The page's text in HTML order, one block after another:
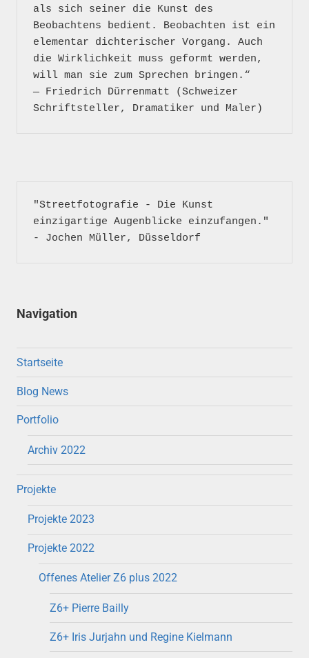
als sich seiner die Kunst des
Beobachtens bedient. Beobachten ist ein
elementar dichterischer Vorgang. Auch
die Wirklichkeit muss geformt werden,
will man sie zum Sprechen bringen.“
― Friedrich Dürrenmatt (Schweizer
"Streetfotografie - Die Kunst
einzigartige Augenblicke einzufangen."
- Jochen Müller, Düsseldorf
Navigation
Startseite
Blog News
Portfolio
Archiv 2022
Projekte
Projekte 2023
Projekte 2022
Offenes Atelier Z6 plus 2022
Z6+ Pierre Bailly
Z6+ Iris Jurjahn und Regine Kielmann